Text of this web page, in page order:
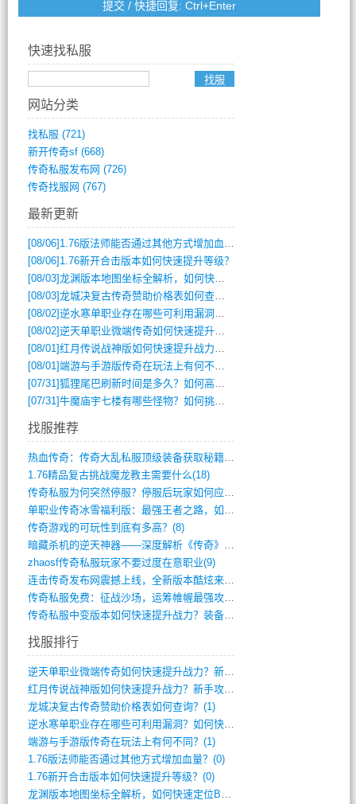
快速找私服
网站分类
找私服 (721)
新开传奇sf(668)
传奇私服发布网 (726)
传奇找服网 (767)
最新更新
[08/06] 1.76版法师能否通过其他方式增加血量？
[08/06] 1.76新开合击版本如何快速提升等级？
[08/03]龙渊版本地图坐标全解析，如何快速定位BOSS位置？
[08/03]龙城决复古传奇赞助价格表如何查询？
[08/02]逆水寒单职业存在哪些可利用漏洞？如何快速提升战力？
[08/02]逆天单职业微端传奇如何快速提升战力？新手必看攻略
[08/01]红月传说战神版如何快速提升战力？新手攻略全解析？
[08/01]端游与手游版传奇在玩法上有何不同？
[07/31]狐狸尾巴刷新时间是多久？如何高效获取传奇手游中的狐狸尾巴？
[07/31]牛魔庙宇七楼有哪些怪物？如何挑战它们？
找服推荐
热血传奇：传奇大乱私服顶级装备获取秘籍(887)
1.76精品复古挑战魔龙教主需要什么(18)
传奇私服为何突然停服？停服后玩家如何应对(744)
单职业传奇冰雪福利版：最强王者之路，如何(659)
传奇游戏的可玩性到底有多高？(8)
暗藏杀机的逆天神器——深度解析《传奇》祈(374)
zhaosf传奇私服玩家不要过度在意职业(9)
连击传奇发布网震撼上线，全新版本酷炫来袭(12)
传奇私服免费：征战沙场，运筹帷幄最强攻城(516)
传奇私服中变版本如何快速提升战力？装备强(1012)
找服排行
逆天单职业微端传奇如何快速提升战力？新手(2)
红月传说战神版如何快速提升战力？新手攻略(2)
龙城决复古传奇赞助价格表如何查询？(1)
逆水寒单职业存在哪些可利用漏洞？如何快速(1)
端游与手游版传奇在玩法上有何不同？(1)
1.76版法师能否通过其他方式增加血量？(0)
1.76新开合击版本如何快速提升等级？(0)
龙渊版本地图坐标全解析，如何快速定位BO(0)